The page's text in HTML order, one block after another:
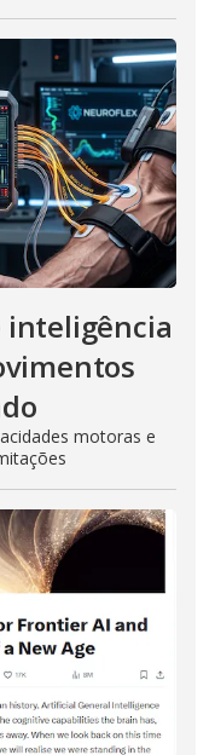
inteligência
motoras e